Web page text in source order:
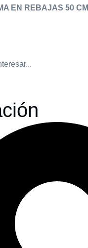
EN REBAJAS 50 CM